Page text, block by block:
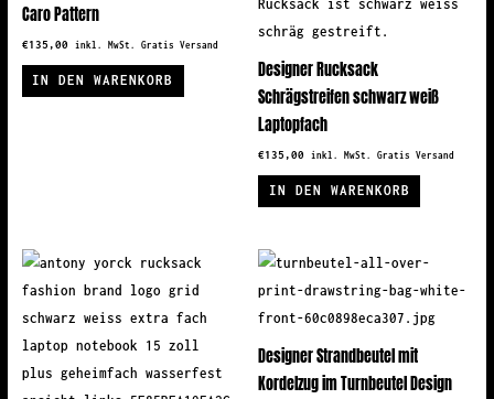
Caro Pattern
€135,00 inkl. MwSt. Gratis Versand
IN DEN WARENKORB
Designer Rucksack
Schrägstreifen schwarz weiß
Laptopfach
€135,00 inkl. MwSt. Gratis Versand
IN DEN WARENKORB
Designer Strandbeutel mit
Kordelzug im Turnbeutel Design